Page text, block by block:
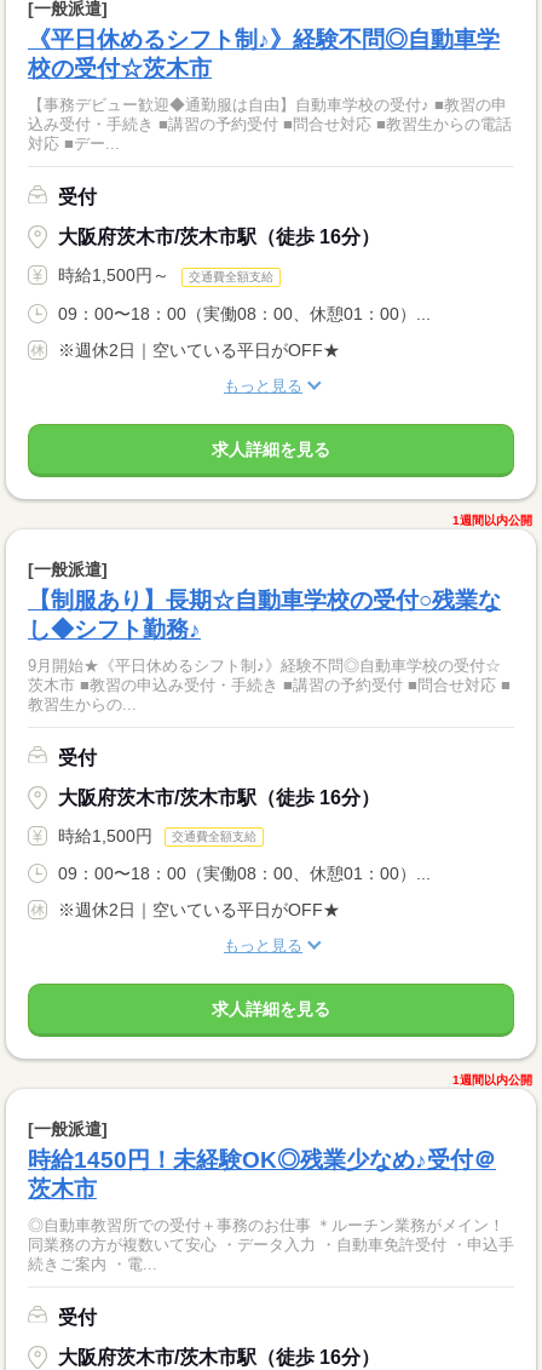
[一般派遣]
《平日休めるシフト制♪》経験不問◎自動車学
校の受付☆茨木市
【事務デビュー歓迎◆通勤服は自由】自動車学校の受付♪ ■教習の申
込み受付・手続き ■講習の予約受付 ■問合せ対応 ■教習生からの電話
対応 ■デー...
受付
大阪府茨木市/茨木市駅（徒歩 16分）
時給1,500円～ 交通費全額支給
09：00〜18：00（実働08：00、休憩01：00）...
※週休2日｜空いている平日がOFF★
もっと見る
求人詳細を見る
1週間以内公開
[一般派遣]
【制服あり】長期☆自動車学校の受付○残業な
し◆シフト勤務♪
9月開始★《平日休めるシフト制♪》経験不問◎自動車学校の受付☆
茨木市 ■教習の申込み受付・手続き ■講習の予約受付 ■問合せ対応 ■
教習生からの...
受付
大阪府茨木市/茨木市駅（徒歩 16分）
時給1,500円 交通費全額支給
09：00〜18：00（実働08：00、休憩01：00）...
※週休2日｜空いている平日がOFF★
もっと見る
求人詳細を見る
1週間以内公開
[一般派遣]
時給1450円！未経験OK◎残業少なめ♪受付＠
茨木市
◎自動車教習所での受付＋事務のお仕事 ＊ルーチン業務がメイン！
同業務の方が複数いて安心 ・データ入力 ・自動車免許受付 ・申込手
続きご案内 ・電...
受付
大阪府茨木市/茨木市駅（徒歩 16分）